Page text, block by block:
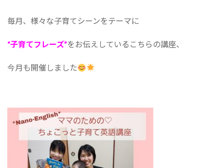
毎月、様々な子育てシーンをテーマに
“子育てフレーズ”をお伝えしているこちらの講座、
今月も開催しました